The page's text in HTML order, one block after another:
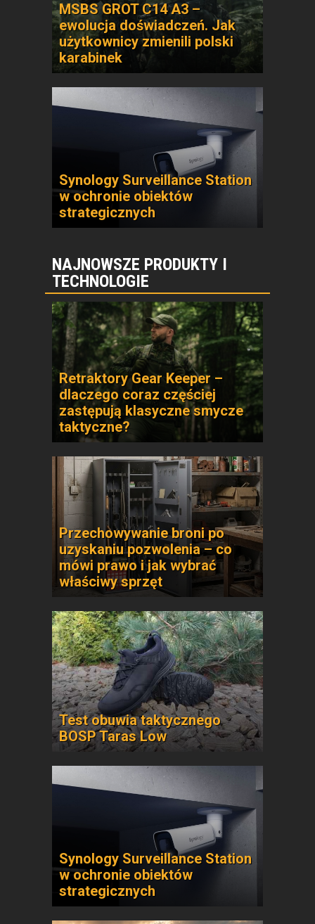
MSBS GROT C14 A3 –
ewolucja doświadczeń. Jak
użytkownicy zmienili polski
karabinek
Synology Surveillance Station
w ochronie obiektów
strategicznych
NAJNOWSZE PRODUKTY I
TECHNOLOGIE
Retraktory Gear Keeper –
dlaczego coraz częściej
zastępują klasyczne smycze
taktyczne?
Przechowywanie broni po
uzyskaniu pozwolenia – co
mówi prawo i jak wybrać
właściwy sprzęt
Test obuwia taktycznego
BOSP Taras Low
Synology Surveillance Station
w ochronie obiektów
strategicznych